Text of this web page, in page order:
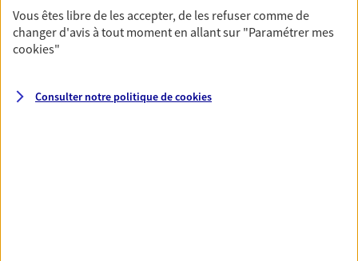
objectifs ? Rien ne remplace les conseils d'un expert :
Assurance vie, PER, Livret… Faisons le point ensemble !
Préparer votre avenir
Vous êtes libre de les accepter, de les refuser comme de
changer d'avis à tout moment en allant sur "Paramétrer mes
cookies"
Consulter notre politique decookies